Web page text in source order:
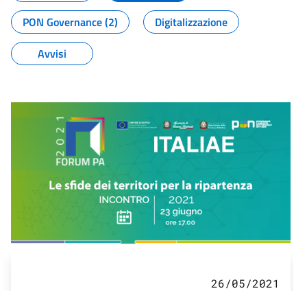
PON Governance (2)
Digitalizzazione
Avvisi
26/05/2021